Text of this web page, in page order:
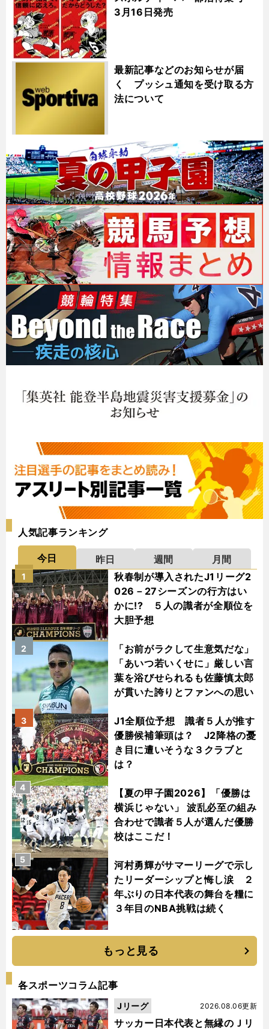
3月16日発売
最新記事などのお知らせが届
く プッシュ通知を受け取る方
法について
人気記事ランキング
今日 昨日 週間
月間
秋春制が導入されたJ1リーグ2
026－27シーズンの行方はい
かに!? ５人の識者が全順位を
大胆予想
1
「お前がラクして生意気だな」
「あいつ若いくせに」厳しい言
葉を浴びせられるも佐藤慎太郎
が貫いた誇りとファンへの思い
2
J1全順位予想 識者５人が推す
優勝候補筆頭は？ J2降格の憂
き目に遭いそうな３クラブと
は？
3
【夏の甲子園2026】「優勝は
横浜じゃない」 波乱必至の組み
合わせで識者５人が選んだ優勝
校はここだ！
4
河村勇輝がサマーリーグで示し
たリーダーシップと悔し涙 ２
年ぶりの日本代表の舞台を糧に
３年目のNBA挑戦は続く
5
もっと見る
各スポーツコラム記事
サッカー日本代表と無縁のＪリ
2026.08.06更新
Jリーグ